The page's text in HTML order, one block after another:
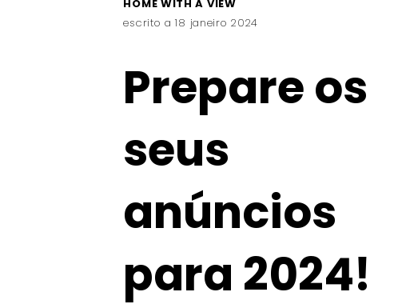
HOME WITH A VIEW
escrito a 18 janeiro 2024
Prepare os
seus
anúncios
para 2024!